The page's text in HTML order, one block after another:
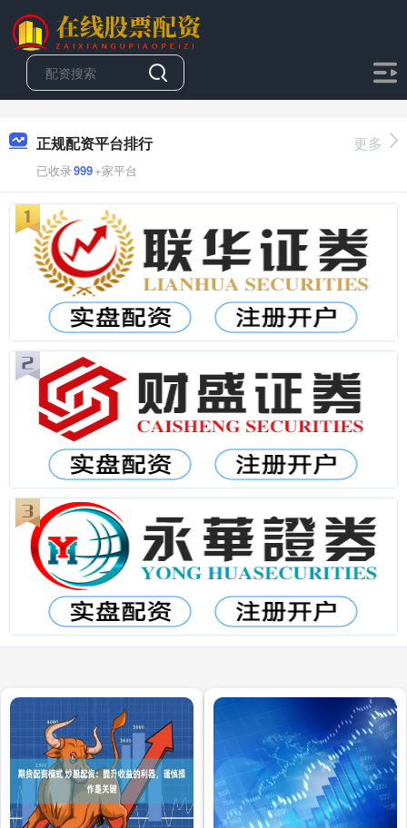
正规配资平台排行
已收录999+家平台
更多